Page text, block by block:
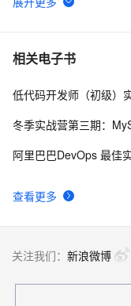
6 Win8Metro(C#)数字
7 C#中Abstract和Virtual
8 C# Win32控制台线
相关电子书
查看更多
低代码开发师（初级）
冬季实战营第三期：
阿里巴巴DevOps 最佳
关注我们： 新浪微博